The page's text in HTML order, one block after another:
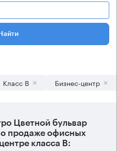
Найти
Класс B Бизнес-центр
Цветной бульвар
продаже офисных
класса B: